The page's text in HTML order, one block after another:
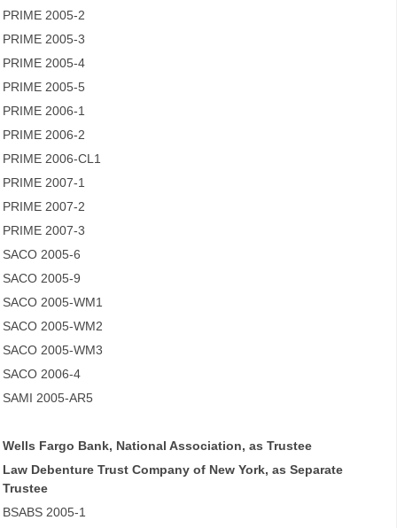
PRIME 2005-2
PRIME 2005-3
PRIME 2005-4
PRIME 2005-5
PRIME 2006-1
PRIME 2006-2
PRIME 2006-CL1
PRIME 2007-1
PRIME 2007-2
PRIME 2007-3
SACO 2005-6
SACO 2005-9
SACO 2005-WM1
SACO 2005-WM2
SACO 2005-WM3
SACO 2006-4
SAMI 2005-AR5
Wells Fargo Bank, National Association, as Trustee
Law Debenture Trust Company of New York, as Separate
Trustee
BSABS 2005-1